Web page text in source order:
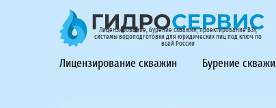
Лицензирование, бурение скважин, проектирование ВЗУ,
системы водоподготовки для юридических лиц под ключ по
всей России
ГидроСервис - лицензирование, бурение
Лицензирование скважин Бурение